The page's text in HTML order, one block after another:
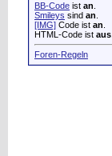
BB-Code ist an
Smileys sind an
[IMG] Code ist an
HTML-Code ist aus
Foren-Regeln